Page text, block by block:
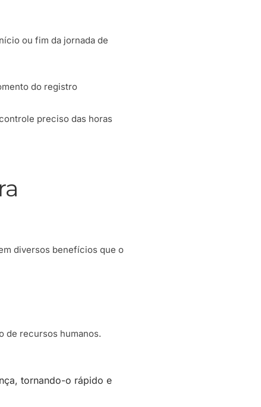
ou fim da jornada de
do registro
preciso das horas
diversos benefícios que o
de recursos humanos.
tornando-o rápido e